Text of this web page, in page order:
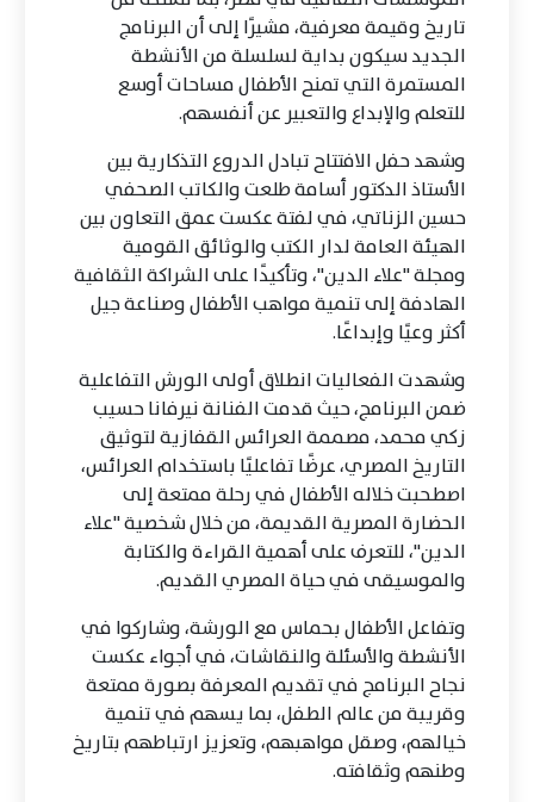
تاريخ وقيمة معرفية، مشيرًا إلى أن البرنامج
الجديد سيكون بداية لسلسلة من الأنشطة
المستمرة التي تمنح الأطفال مساحات أوسع
للتعلم والإبداع والتعبير عن أنفسهم.
وشهد حفل الافتتاح تبادل الدروع التذكارية بين
الأستاذ الدكتور أسامة طلعت والكاتب الصحفي
حسين الزناتي، في لفتة عكست عمق التعاون بين
الهيئة العامة لدار الكتب والوثائق القومية
ومجلة "علاء الدين"، وتأكيدًا على الشراكة الثقافية
الهادفة إلى تنمية مواهب الأطفال وصناعة جيل
أكثر وعيًا وإبداعًا.
وشهدت الفعاليات انطلاق أولى الورش التفاعلية
ضمن البرنامج، حيث قدمت الفنانة نيرفانا حسيب
زكي محمد، مصممة العرائس القفازية لتوثيق
التاريخ المصري، عرضًا تفاعليًا باستخدام العرائس،
اصطحبت خلاله الأطفال في رحلة ممتعة إلى
الحضارة المصرية القديمة، من خلال شخصية "علاء
الدين"، للتعرف على أهمية القراءة والكتابة
والموسيقى في حياة المصري القديم.
وتفاعل الأطفال بحماس مع الورشة، وشاركوا في
الأنشطة والأسئلة والنقاشات، في أجواء عكست
نجاح البرنامج في تقديم المعرفة بصورة ممتعة
وقريبة من عالم الطفل، بما يسهم في تنمية
خيالهم، وصقل مواهبهم، وتعزيز ارتباطهم بتاريخ
وطنهم وثقافته.